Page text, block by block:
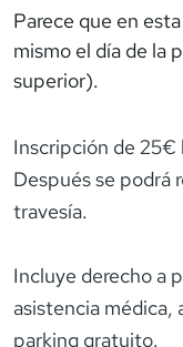
Parece que en
mismo el día de la
superior).
Inscripción de 25€
Después se podrá
travesía.
Incluye derecho a
asistencia médica,
parking gratuito.